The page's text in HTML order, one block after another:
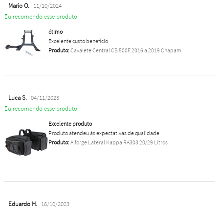
Mario O. 11/10/2024
Eu recomendo esse produto.
ótimo
Excelente custo benefício
Produto:Cavalete Central CB 500F 2016 a 2019 Chapam
Luca S. 04/11/2023
Eu recomendo esse produto.
Excelente produto
Produto atendeu às expectativas de qualidade.
Produto:Alforge Lateral Kappa RA303 20/29 Litros
Eduardo H. 16/10/2023